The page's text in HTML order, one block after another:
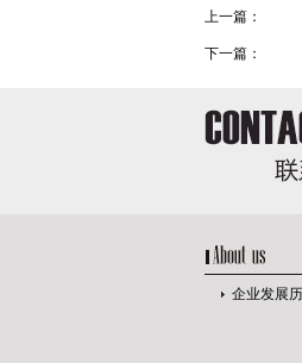
上一篇：
下一篇：
企业发展